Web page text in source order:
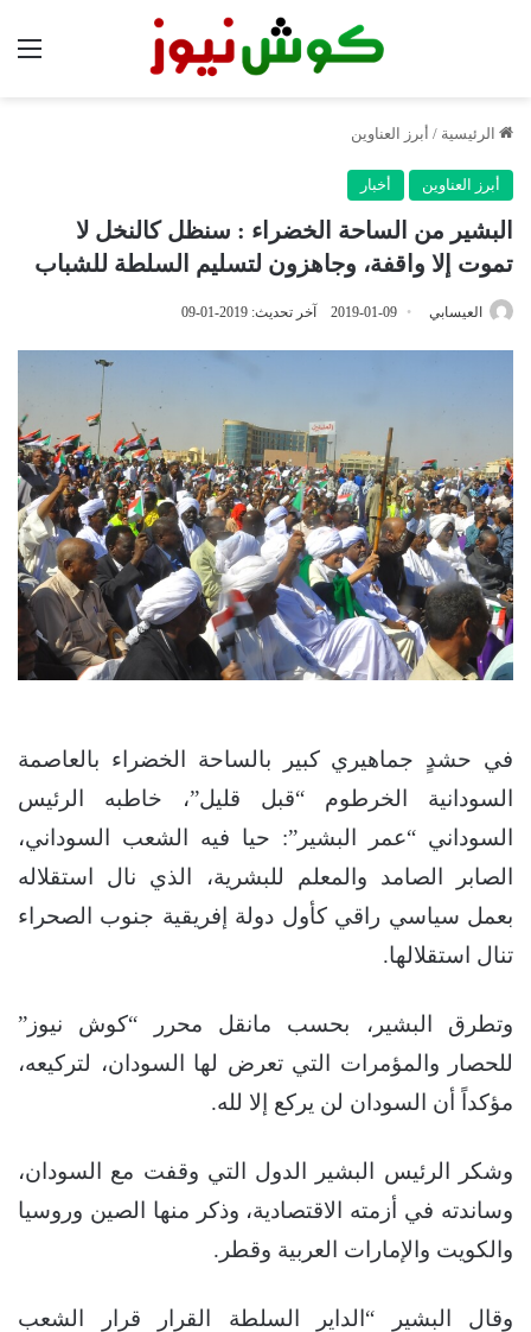
الرئيسية / أبرز العناوين
أبرز العناوين أخبار
البشير من الساحة الخضراء : سنظل كالنخل لا
تموت إلا واقفة، وجاهزون لتسليم السلطة للشباب
العيسابي 2019-01-09 آخر تحديث: 2019-01-09
في حشدٍ جماهيري كبير بالساحة الخضراء بالعاصمة
السودانية الخرطوم “قبل قليل”، خاطبه الرئيس
السوداني “عمر البشير”: حيا فيه الشعب السوداني،
الصابر الصامد والمعلم للبشرية، الذي نال استقلاله
بعمل سياسي راقي كأول دولة إفريقية جنوب الصحراء
تنال استقلالها.
وتطرق البشير، بحسب مانقل محرر “كوش نيوز”
للحصار والمؤمرات التي تعرض لها السودان، لتركيعه،
مؤكداً أن السودان لن يركع إلا لله.
وشكر الرئيس البشير الدول التي وقفت مع السودان،
وساندته في أزمته الاقتصادية، وذكر منها الصين وروسيا
والكويت والإمارات العربية وقطر.
وقال البشير “الداير السلطة القرار قرار الشعب